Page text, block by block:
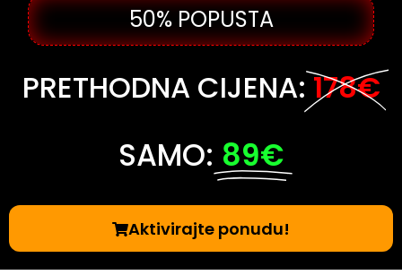
50% POPUSTA
PRETHODNA CIJENA: 178€
SAMO: 89€
Aktivirajte ponudu!